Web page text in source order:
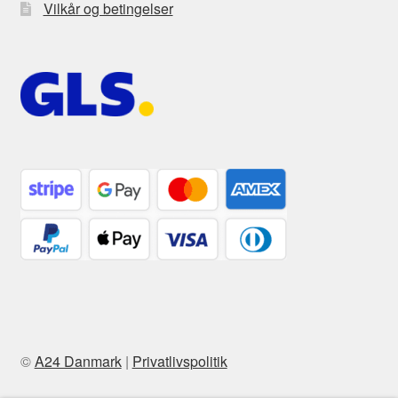
Vilkår og betingelser
©A24 Danmark| Privatlivspolitik